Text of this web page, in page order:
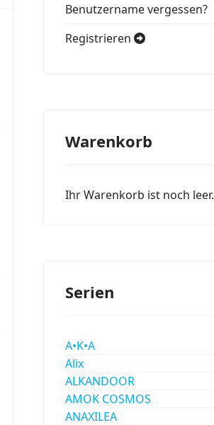
Benutzername vergessen?
Registrieren
Warenkorb
Ihr Warenkorb ist noch leer.
Serien
A•K•A
Alix
ALKANDOOR
AMOK COSMOS
ANAXILEA